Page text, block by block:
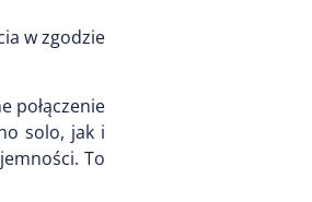
w zgodzie
połączenie
solo, jak i
To